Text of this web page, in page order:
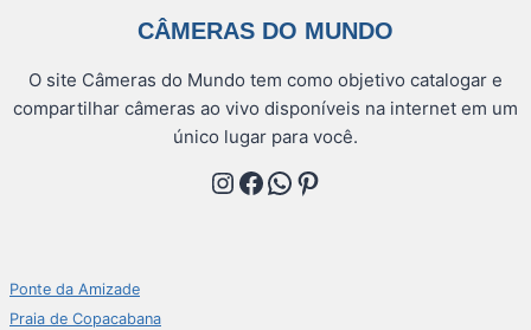
CÂMERAS DO MUNDO
O site Câmeras do Mundo tem como objetivo catalogar e
compartilhar câmeras ao vivo disponíveis na internet em um
único lugar para você.
Instagram
Facebook
WhatsApp
Pinterest
Ponte da Amizade
Praia de Copacabana